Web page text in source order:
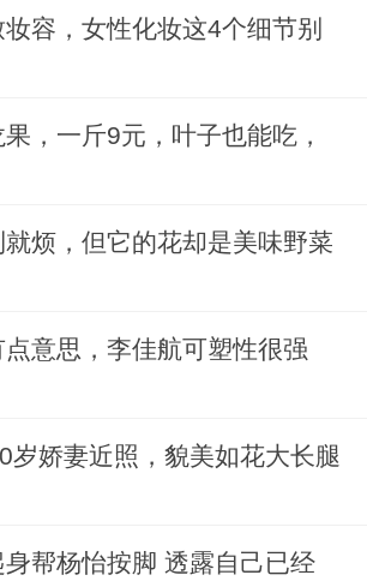
容，女性化妆这4个细节别
，一斤9元，叶子也能吃，
烦，但它的花却是美味野菜
点意思，李佳航可塑性很强
岁娇妻近照，貌美如花大长腿
帮杨怡按脚 透露自己已经